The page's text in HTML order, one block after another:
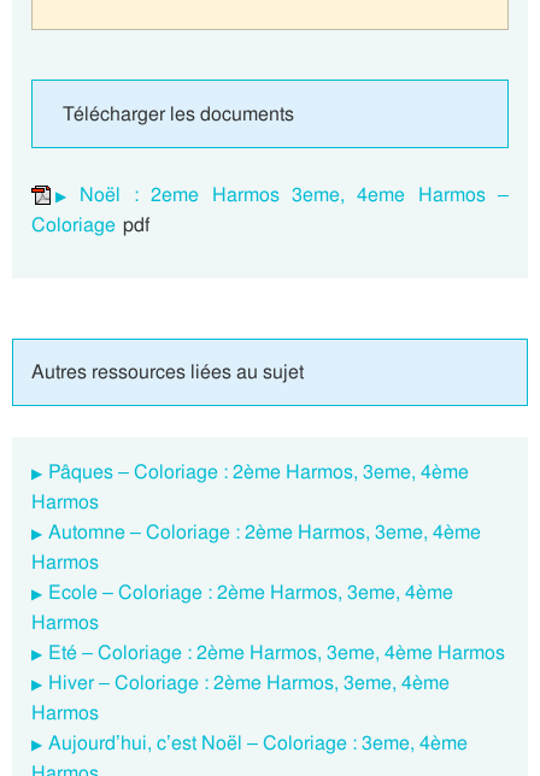
Télécharger les documents
Noël : 2eme Harmos 3eme, 4eme Harmos –
Coloriage pdf
Autres ressources liées au sujet
Pâques – Coloriage : 2ème Harmos, 3eme, 4ème
Harmos
Automne – Coloriage : 2ème Harmos, 3eme, 4ème
Harmos
Ecole – Coloriage : 2ème Harmos, 3eme, 4ème
Harmos
Eté – Coloriage : 2ème Harmos, 3eme, 4ème Harmos
Hiver – Coloriage : 2ème Harmos, 3eme, 4ème
Harmos
Aujourd’hui, c’est Noël – Coloriage : 3eme, 4ème